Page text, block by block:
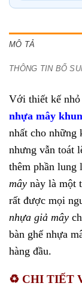
MÔ TẢ
THÔNG TIN BỔ
Với thiết kế
nhựa mây
nhất cho những
nhưng vẫn toát
thêm phần lung
mây này là một
rất được mọi
nhựa giả mây
bàn ghế nhựa
hàng đầu.
♻️ CHI TIẾT